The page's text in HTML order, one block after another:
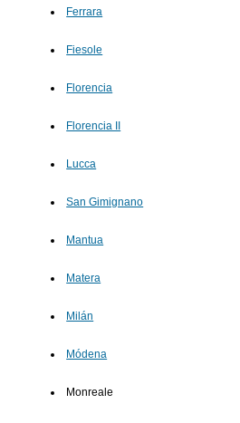
Ferrara
Fiesole
Florencia
Florencia II
Lucca
San Gimignano
Mantua
Matera
Milán
Módena
Monreale